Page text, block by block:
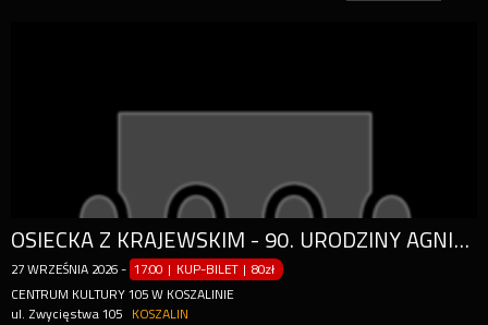
OSIECKA Z KRAJEWSKIM - 90. URODZINY AGNIESZKI
27 WRZEŚNIA 2026 - 17:00 | KUP-BILET |80zł
CENTRUM KULTURY 105 W KOSZALINIE
ul. Zwycięstwa 105
KOSZALIN